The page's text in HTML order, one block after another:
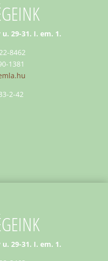
29-31. I. em. 1.
2-42
29-31. I. em. 1.